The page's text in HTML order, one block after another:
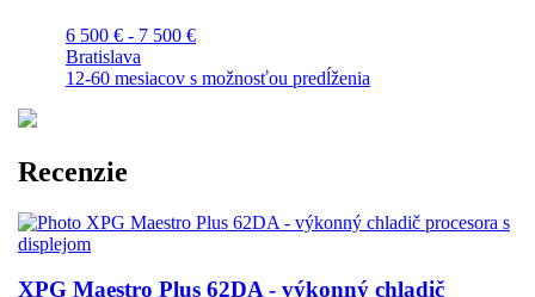
6 500 € - 7 500 €
Bratislava
12-60 mesiacov s možnosťou predĺženia
Recenzie
XPG Maestro Plus 62DA - výkonný chladič